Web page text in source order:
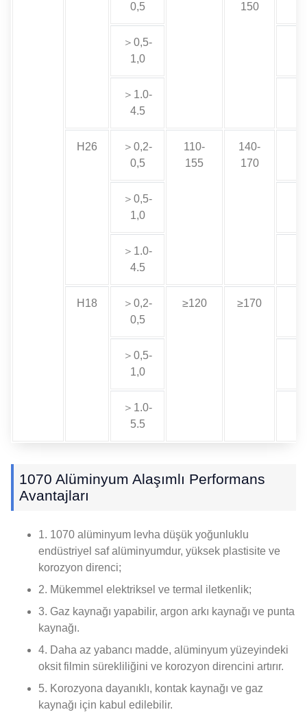
0,5
150
＞0,5-
1,0
＞1.0-
4.5
H26
＞0,2-
0,5
110-
155
140-
170
＞0,5-
1,0
＞1.0-
4.5
H18
＞0,2-
0,5
≥120 ≥170
＞0,5-
1,0
＞1.0-
5.5
1070 Alüminyum Alaşımlı Performans
Avantajları
1. 1070 alüminyum levha düşük yoğunluklu
endüstriyel saf alüminyumdur, yüksek plastisite ve
korozyon direnci;
2. Mükemmel elektriksel ve termal iletkenlik;
3. Gaz kaynağı yapabilir, argon arkı kaynağı ve punta
kaynağı.
4. Daha az yabancı madde, alüminyum yüzeyindeki
oksit filmin sürekliliğini ve korozyon direncini artırır.
5. Korozyona dayanıklı, kontak kaynağı ve gaz
kaynağı için kabul edilebilir.